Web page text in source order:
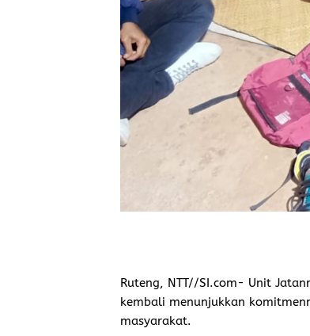
Ruteng, NTT//SI.com- Unit
kembali menunjukkan
masyarakat.